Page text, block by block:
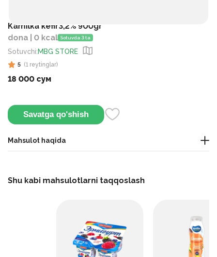
Kamilka kefir3,2% 900gr
dona | 0 kcal Sotuvda 3 ta
Sotuvchi:MBG STORE
5 (1 reytinglar)
18 000 сум
Savatga qo'shish
Mahsulot haqida
Shu kabi mahsulotlarni taqqoslash